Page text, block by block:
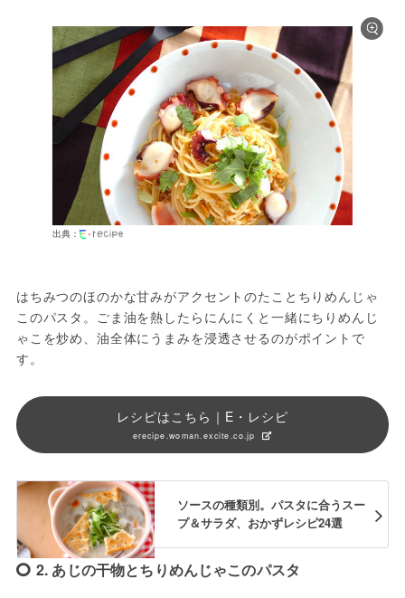
出典：
はちみつのほのかな甘みがアクセントのたことちりめんじゃ
このパスタ。ごま油を熱したらにんにくと一緒にちりめんじ
ゃこを炒め、油全体にうまみを浸透させるのがポイントで
す。
レシピはこちら｜E・レシピ
erecipe.woman.excite.co.jp
ソースの種類別。パスタに合うスー
プ＆サラダ、おかずレシピ24選
2. あじの干物とちりめんじゃこのパスタ